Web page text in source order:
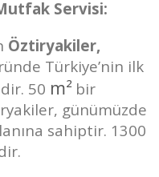
Servisi:
Öztiryakiler,
Türkiye’nin ilk
50 m² bir
günümüzde
sahiptir. 1300